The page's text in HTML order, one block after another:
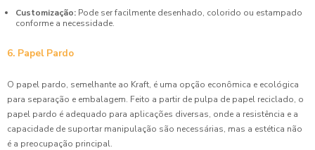
Customização: Pode ser facilmente desenhado, colorido ou estampado
conforme a necessidade.
6. Papel Pardo
O papel pardo, semelhante ao Kraft, é uma opção econômica e ecológica
para separação e embalagem. Feito a partir de pulpa de papel reciclado, o
papel pardo é adequado para aplicações diversas, onde a resistência e a
capacidade de suportar manipulação são necessárias, mas a estética não
é a preocupação principal.